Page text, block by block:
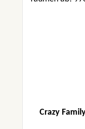
Crazy